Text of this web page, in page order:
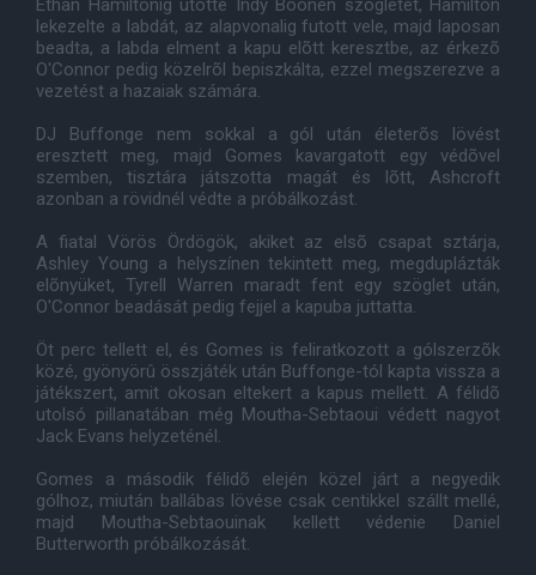
Ethan Hamiltonig ütötte Indy Boonen szögletét, Hamilton
lekezelte a labdát, az alapvonalig futott vele, majd laposan
beadta, a labda elment a kapu elõtt keresztbe, az érkezõ
O'Connor pedig közelrõl bepiszkálta, ezzel megszerezve a
vezetést a hazaiak számára.
DJ Buffonge nem sokkal a gól után életerõs lövést
eresztett meg, majd Gomes kavargatott egy védõvel
szemben, tisztára játszotta magát és lõtt, Ashcroft
azonban a rövidnél védte a próbálkozást.
A fiatal Vörös Ördögök, akiket az elsõ csapat sztárja,
Ashley Young a helyszínen tekintett meg, megduplázták
elõnyüket, Tyrell Warren maradt fent egy szöglet után,
O'Connor beadását pedig fejjel a kapuba juttatta.
Öt perc tellett el, és Gomes is feliratkozott a gólszerzõk
közé, gyönyörû összjáték után Buffonge-tól kapta vissza a
játékszert, amit okosan eltekert a kapus mellett. A félidõ
utolsó pillanatában még Moutha-Sebtaoui védett nagyot
Jack Evans helyzeténél.
Gomes a második félidõ elején közel járt a negyedik
gólhoz, miután ballábas lövése csak centikkel szállt mellé,
majd Moutha-Sebtaouinak kellett védenie Daniel
Butterworth próbálkozását.